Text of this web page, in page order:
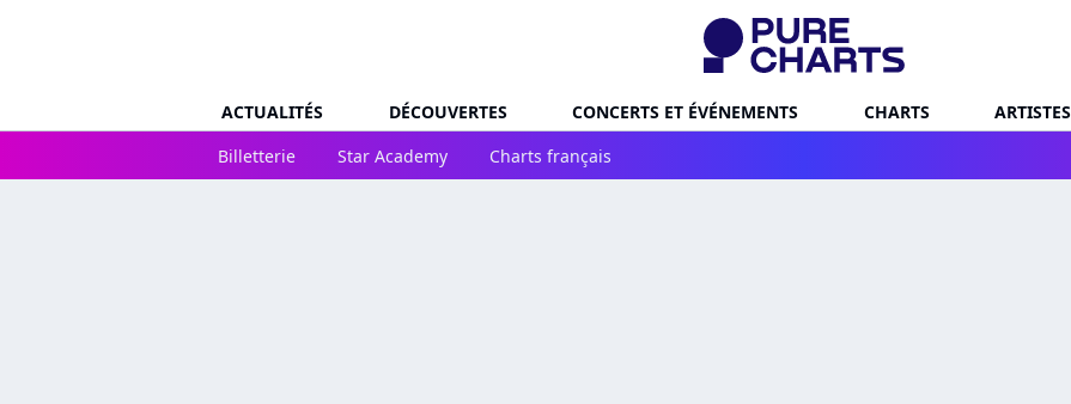
ACTUALITÉS DÉCOUVERTES CONCERTS ET ÉVÉNEMENTS CHARTS ARTISTES
Billetterie
Star Academy Charts français